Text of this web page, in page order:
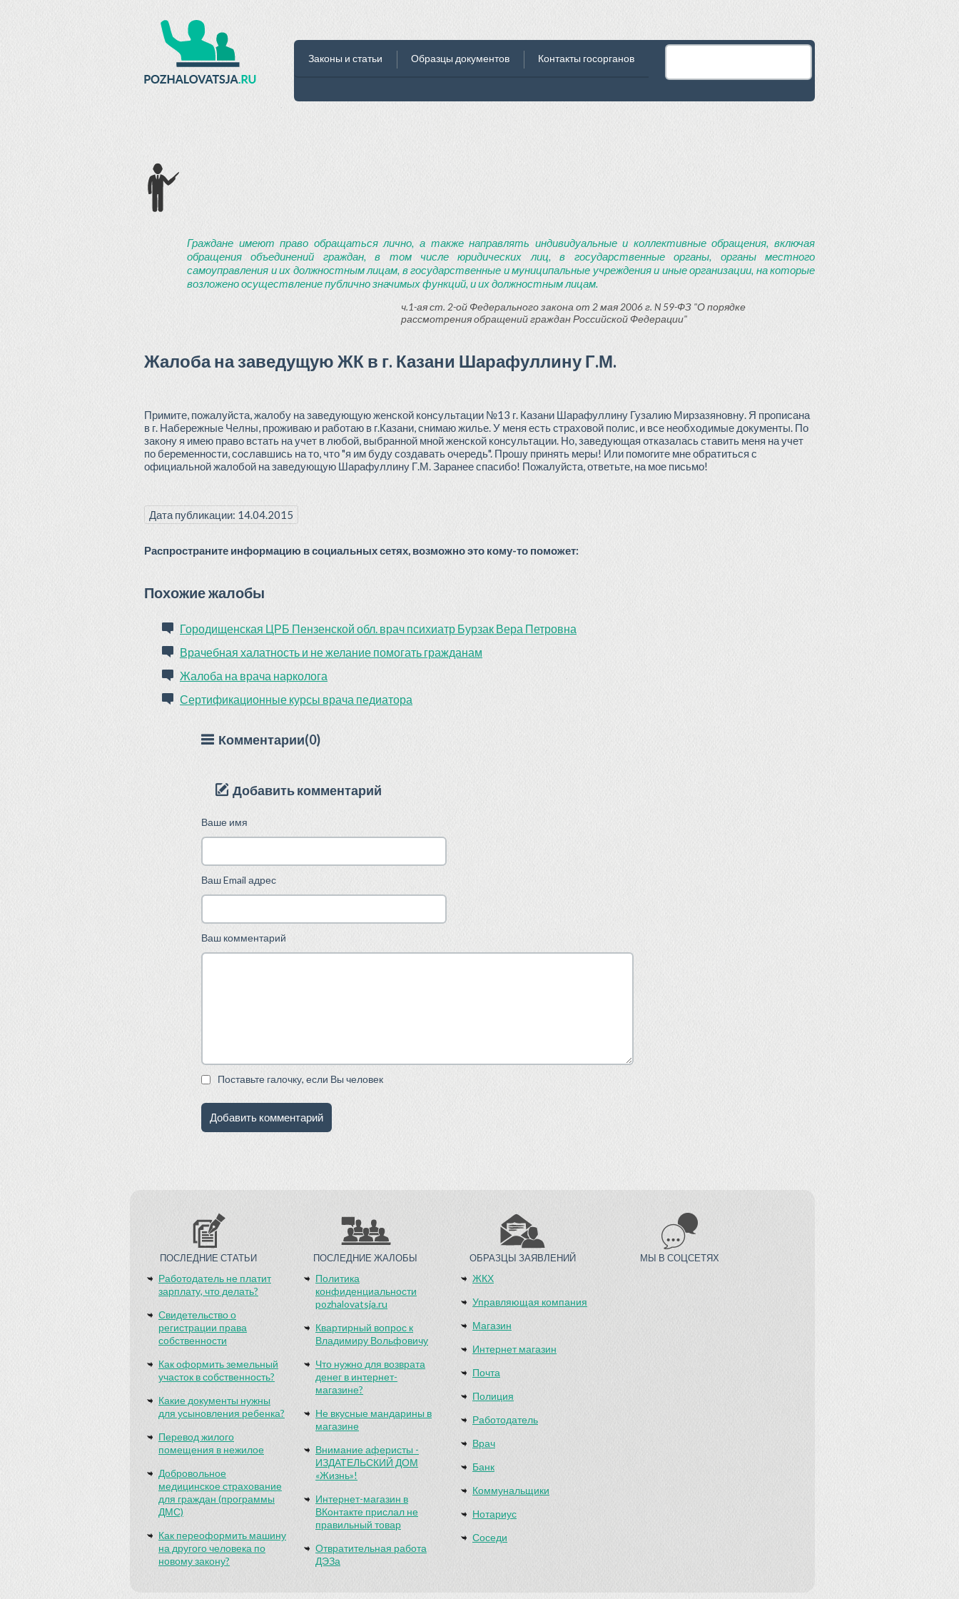
Законы и статьи Образцы документов Контакты госорганов
Граждане имеют право обращаться лично, а также направлять индивидуальные и коллективные обращения, включая
обращения объединений граждан, в том числе юридических лиц, в государственные органы, органы местного
самоуправления и их должностным лицам, в государственные и муниципальные учреждения и иные организации, на которые
возложено осуществление публично значимых функций, и их должностным лицам.
ч.1-ая ст. 2-ой Федерального закона от 2 мая 2006 г. N 59-ФЗ "О порядке
рассмотрения обращений граждан Российской Федерации"
Жалоба на заведущую ЖК в г. Казани Шарафуллину Г.М.
Примите, пожалуйста, жалобу на заведующую женской консультации №13 г. Казани Шарафуллину Гузалию Мирзазяновну. Я прописана
в г. Набережные Челны, проживаю и работаю в г.Казани, снимаю жилье. У меня есть страховой полис, и все необходимые документы. По
закону я имею право встать на учет в любой, выбранной мной женской консультации. Но, заведующая отказалась ставить меня на учет
по беременности, сославшись на то, что "я им буду создавать очередь". Прошу принять меры! Или помогите мне обратиться с
официальной жалобой на заведующую Шарафуллину Г.М. Заранее спасибо! Пожалуйста, ответьте, на мое письмо!
Дата публикации: 14.04.2015
Распространите информацию в социальных сетях, возможно это кому-то поможет:
Похожие жалобы
Городищенская ЦРБ Пензенской обл. врач психиатр Бурзак Вера Петровна
Врачебная халатность и не желание помогать гражданам
Жалоба на врача нарколога
Сертификационные курсы врача педиатора
Комментарии(0)
Добавить комментарий
Ваше имя
Ваш Email адрес
Ваш комментарий
Поставьте галочку, если Вы человек
ПОСЛЕДНИЕ СТАТЬИ
Работодатель не платит
зарплату, что делать?
Свидетельство о
регистрации права
собственности
Как оформить земельный
участок в собственность?
Какие документы нужны
для усыновления ребенка?
Перевод жилого
помещения в нежилое
Добровольное
медицинское страхование
для граждан (программы
ДМС)
Как переоформить машину
на другого человека по
новому закону?
ПОСЛЕДНИЕ ЖАЛОБЫ
Политика
конфиденциальности
pozhalovatsja.ru
Квартирный вопрос к
Владимиру Вольфовичу
Что нужно для возврата
денег в интернет-
магазине?
Не вкусные мандарины в
магазине
Внимание аферисты -
ИЗДАТЕЛЬСКИЙ ДОМ
«Жизнь»!
Интернет-магазин в
ВКонтакте прислал не
правильный товар
Отвратительная работа
ДЭЗа
ОБРАЗЦЫ ЗАЯВЛЕНИЙ
ЖКХ
Управляющая компания
Магазин
Интернет магазин
Почта
Полиция
Работодатель
Врач
Банк
Коммунальщики
Нотариус
Соседи
МЫ В СОЦСЕТЯХ